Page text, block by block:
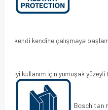
kendi kendine çalışmaya
iyi kullanım için yumuşak
Bosch'tan